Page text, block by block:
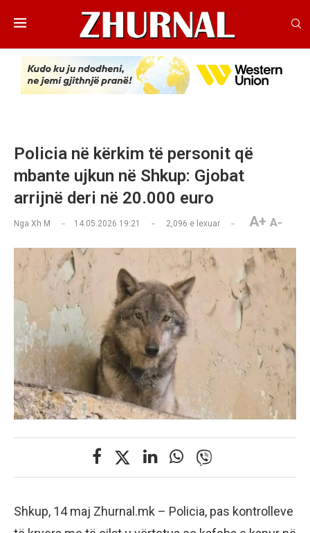
Policia në kërkim të personit që
mbante ujkun në Shkup: Gjobat
arrijnë deri në 20.000 euro
Nga Xh M 14.05.2026 19:21 2,096 e lexuar A+ A-
Shkup, 14 maj Zhurnal.mk – Policia, pas kontrolleve